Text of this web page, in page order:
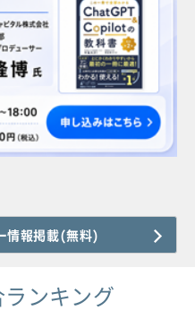
情報掲載(無料)
ンキング